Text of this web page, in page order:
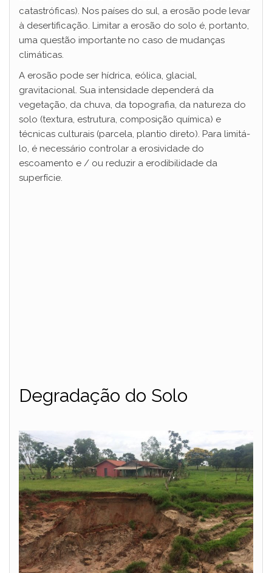
catastróficas). Nos países do sul, a erosão pode levar
à desertificação. Limitar a erosão do solo é, portanto,
uma questão importante no caso de mudanças
climáticas.
A erosão pode ser hídrica, eólica, glacial,
gravitacional. Sua intensidade dependerá da
vegetação, da chuva, da topografia, da natureza do
solo (textura, estrutura, composição química) e
técnicas culturais (parcela, plantio direto). Para limitá-
lo, é necessário controlar a erosividade do
escoamento e / ou reduzir a erodibilidade da
superfície.
Degradação do Solo